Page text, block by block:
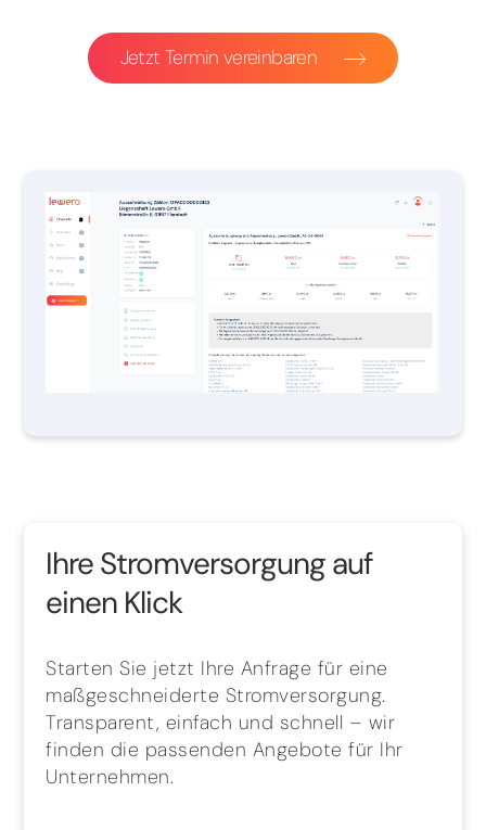
Jetzt Termin vereinbaren
Ihre Stromversorgung auf
einen Klick
Starten Sie jetzt Ihre Anfrage für eine
maßgeschneiderte Stromversorgung.
Transparent, einfach und schnell – wir
finden die passenden Angebote für Ihr
Unternehmen.